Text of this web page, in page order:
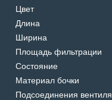
Цвет
Длина
Ширина
Площадь фильтрации
Состояние
Материал бочки
Подсоединения вентиля